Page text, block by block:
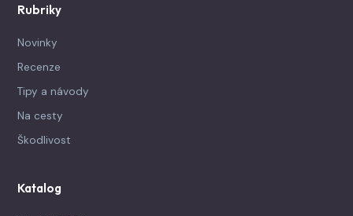
Rubriky
Novinky
Recenze
Tipy a návody
Na cesty
Škodlivost
Katalog